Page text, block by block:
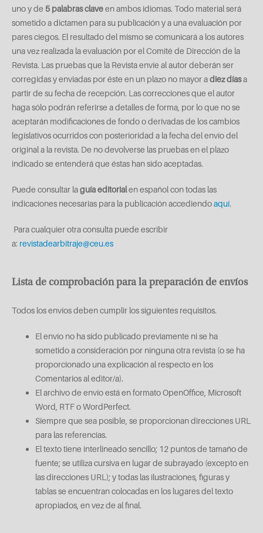
uno y de 5 palabras claveen ambos idiomas. Todo material será
sometido a dictamen para su publicación y a una evaluación por
pares ciegos. El resultado del mismo se comunicará a los autores
una vez realizada la evaluación por el Comité de Dirección de la
Revista. Las pruebas que la Revista envíe al autor deberán ser
corregidas y enviadas por éste en un plazo no mayor adiez díasa
partir de su fecha de recepción. Las correcciones que el autor
haga sólo podrán referirse a detalles de forma, por lo que no se
aceptarán modificaciones de fondo o derivadas de los cambios
legislativos ocurridos con posterioridad a la fecha del envío del
original a la revista. De no devolverse las pruebas en el plazo
indicado se entenderá que éstas han sido aceptadas.
Puede consultar laguía editorialen español con todas las
indicaciones necesarias para la publicación accediendoaquí.
Para cualquier otra consulta puede escribir
a: revistadearbitraje@ceu.es
Lista de comprobación para la preparación de envíos
Todos los envíos deben cumplir los siguientes requisitos.
El envío no ha sido publicado previamente ni se ha
sometido a consideración por ninguna otra revista (o se ha
proporcionado una explicación al respecto en los
Comentarios al editor/a).
El archivo de envío está en formato OpenOffice, Microsoft
Word, RTF o WordPerfect.
Siempre que sea posible, se proporcionan direcciones URL
para las referencias.
El texto tiene interlineado sencillo; 12 puntos de tamaño de
fuente; se utiliza cursiva en lugar de subrayado (excepto en
las direcciones URL); y todas las ilustraciones, figuras y
tablas se encuentran colocadas en los lugares del texto
apropiados, en vez de al final.